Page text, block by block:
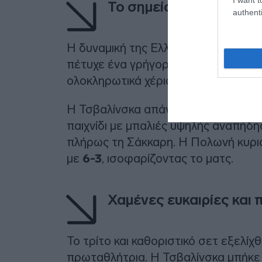
Το σημείο καμπής και
Η δυναμική της Ελληνίδας
πέτυχε ένα γρήγορο μπρέικ για το
ολοκληρωτικά χέρια.
Η Τσβαλίνσκα απάντησε αμέσως (2-
παιχνίδι με μπαλιές υψηλής
πλήρως τη Σάκκαρη. Η Πολωνή
με 6-3, ισοφαρίζοντας το ματς.
Χαμένες ευκαιρίες
Το τρίτο και καθοριστικό σετ
πρωταθλήτρια. Η Τσβαλίνσκα